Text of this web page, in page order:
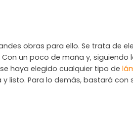
obras para ello. Se trata de
un poco de maña y, siguiendo
haya elegido cualquier tipo de
listo. Para lo demás, bastará con